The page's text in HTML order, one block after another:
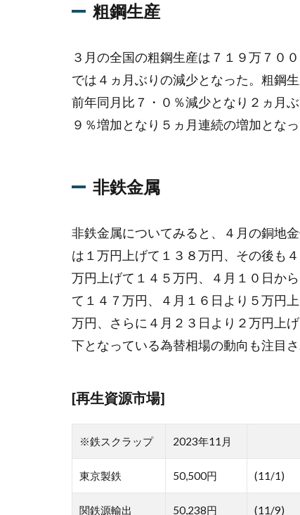
粗鋼生産
３月の全国の粗鋼生産は７１９万７０
では４ヵ月ぶりの減少となった。粗鋼
前年同月比７・０％減少となり２ヵ月
９％増加となり５ヵ月連続の増加となっ
非鉄金属
非鉄金属についてみると、４月の銅地
は１万円上げて１３８万円、その後も
万円上げて１４５万円、４月１０日か
て１４７万円、４月１６日より５万円
万円、さらに４月２３日より２万円上
下となっている為替相場の動向も注目さ
[再生資源市場]
※鉄スクラップ 2023年11月
東京製鉄 50,500円 (11/1)
関鉄源輸出 50,238円 (11/9)